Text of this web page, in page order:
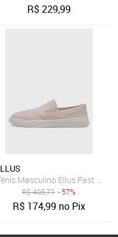
R$229,99
Masculino Ellus Fast Easy
R$405,71 - 57%
R$ 174,99 no Pix